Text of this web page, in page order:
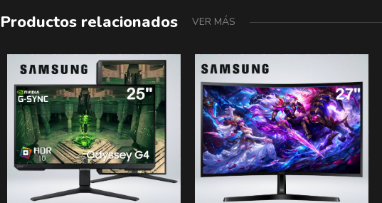
Productos relacionados VER MÁS